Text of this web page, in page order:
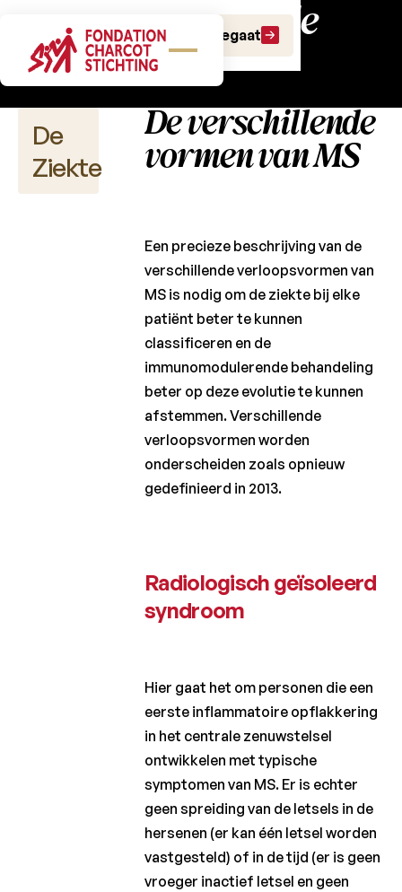
Doe een gift Doe een legaat
Alles over multiple
sclerose
De
Ziekte
verschillende
vormen van
differentiële
een ziekte die
voorkomt bij
vatbaarheid
voor vatbaarheid
Comorbiditeiten
De verschillende
vormen van MS
Een precieze beschrijving van de
verschillende verloopsvormen van
MS is nodig om de ziekte bij elke
patiënt beter te kunnen
classificeren en de
immunomodulerende behandeling
beter op deze evolutie te kunnen
afstemmen. Verschillende
verloopsvormen worden
onderscheiden zoals opnieuw
gedefinieerd in 2013.
Radiologisch geïsoleerd
syndroom
Hier gaat het om personen die een
eerste inflammatoire opflakkering
in het centrale zenuwstelsel
ontwikkelen met typische
symptomen van MS. Er is echter
geen spreiding van de letsels in de
hersenen (er kan één letsel worden
vastgesteld) of in de tijd (er is geen
vroeger inactief letsel en geen